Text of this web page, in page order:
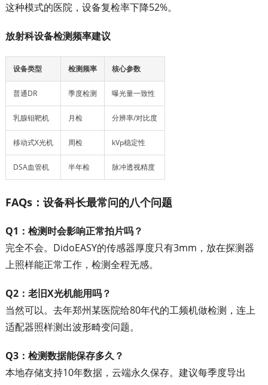
这种模式的医院，设备复检率下降52%。
放射科设备检测频率建议
设备类型 检测频率 核心参数
普通DR 季度检测 曝光量一致性
乳腺钼靶机 月检 分辨率/对比度
移动式X光机 周检 kVp稳定性
DSA血管机 半年检 脉冲透视精度
FAQs：设备科长最常问的八个问题
Q1：检测时会影响正常拍片吗？
完全不会。DidoEASY的传感器厚度只有3mm，放在探测器
上照样能正常工作，检测全程无感。
Q2：老旧X光机能用吗？
当然可以。去年郑州某医院给80年代的工频机做检测，连上
适配器照样测出波形畸变问题。
Q3：检测数据能保存多久？
本地存储支持10年数据，云端永久保存。建议每季度导出